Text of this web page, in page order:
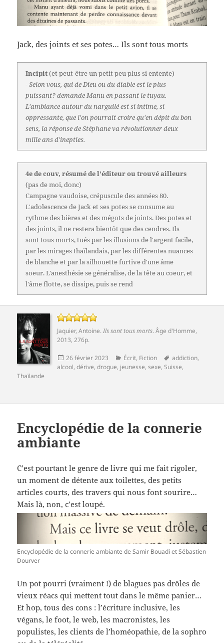
Jack, des joints et ses potes… Ils sont tous morts
Incipit(et peut-être un petit peu plus si entente)
- Selon vous, qui de Dieu ou du diable est le plus
puissant? demande Manu en passant le tuyau.
L'ambiance autour du narguilé est si intime, si
oppressante, que l'on pourrait croire qu'en dépit du bon
sens, la réponse de Stéphane va révolutionner deux
mille ans d'inepties.
4e de couv, résumé de l'éditeur ou trouvé ailleurs
(pas de moi, donc)
Campagne vaudoise, crépuscule des années 80.
L'adolescence de Jack et ses potes se consume au
rythme des bières et des mégots de joints. Des potes et
des joints, il ne restera bientôt que des cendres. Ils
sont tous morts, tués par les illusions de l'argent facile,
par les mirages thaïlandais, par les différentes nuances
de blanche et par la silhouette furtive d'une âme
soeur. L'anesthésie se généralise, de la tête au coeur, et
l'âme flotte, se dissipe, puis se rend
Jaquier, Antoine.Ils sont tous morts.Âge d'Homme,
2013, 276p.
Publié
le
26 février 2023 Catégories
Écrit, Fiction
Mots-
clés
addiction,
alcool,dérive,drogue, jeunesse,sexe,Suisse,
Thaïlande
Encyclopédie de la connerie
ambiante
C’est pourtant le genre de livre qui me fait rigoler,
un moment de détente aux toilettes, des petits
articles courts, des travers qui nous font sourire…
Mais là, non, c’est loupé.
Encyclopédie de la connerie ambiante de Samir Bouadi et Sébastien
Dourver
Un pot pourri (vraiment !) de blagues pas drôles de
vieux réacs qui mettent tout dans le même panier…
Et hop, tous des cons : l’écriture inclusive, les
végans, le foot, le web, les macronistes, les
populistes, les clients de l’homéopathie, de la sophro